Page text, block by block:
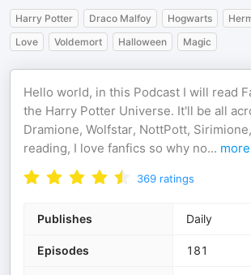
Harry Potter Draco Malfoy Hogwarts
Love
Voldemort Halloween Magic
Hello world, in this Podcast I will read
the Harry Potter Universe. It'll be all
Dramione, Wolfstar, NottPott,
reading, I love fanfics so why no... more
369 ratings
Publishes Daily
Episodes 181